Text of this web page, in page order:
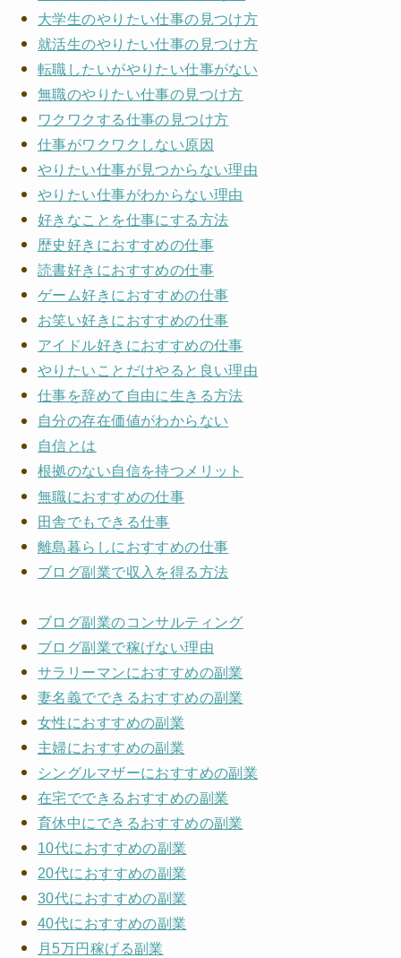
大学生のやりたい仕事の見つけ方
就活生のやりたい仕事の見つけ方
転職したいがやりたい仕事がない
無職のやりたい仕事の見つけ方
ワクワクする仕事の見つけ方
仕事がワクワクしない原因
やりたい仕事が見つからない理由
やりたい仕事がわからない理由
好きなことを仕事にする方法
歴史好きにおすすめの仕事
読書好きにおすすめの仕事
ゲーム好きにおすすめの仕事
お笑い好きにおすすめの仕事
アイドル好きにおすすめの仕事
やりたいことだけやると良い理由
仕事を辞めて自由に生きる方法
自分の存在価値がわからない
自信とは
根拠のない自信を持つメリット
無職におすすめの仕事
田舎でもできる仕事
離島暮らしにおすすめの仕事
ブログ副業で収入を得る方法
ブログ副業のコンサルティング
ブログ副業で稼げない理由
サラリーマンにおすすめの副業
妻名義でできるおすすめの副業
女性におすすめの副業
主婦におすすめの副業
シングルマザーにおすすめの副業
在宅でできるおすすめの副業
育休中にできるおすすめの副業
10代におすすめの副業
20代におすすめの副業
30代におすすめの副業
40代におすすめの副業
月5万円稼げる副業